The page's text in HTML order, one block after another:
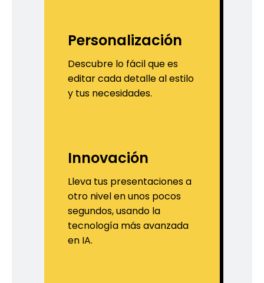
Innovación
Lleva tus presentaciones a
otro nivel en unos pocos
segundos, usando la
tecnología más avanzada
en IA.
Personalización
Descubre lo fácil que es
editar cada detalle al estilo
y tus necesidades.